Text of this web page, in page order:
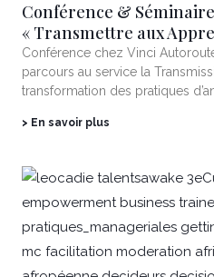
Conférence &
« Transmettre aux
Conférence chez Vinci
parcours au service la
transformation des pratiques
> En savoir plus